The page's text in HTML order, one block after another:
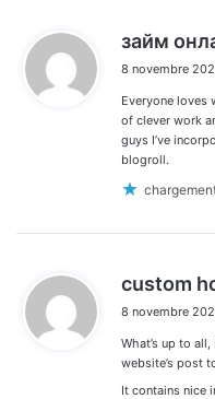
займ
8 novembre
Everyone loves
of clever work
guys I’ve
blogroll.
custom
8 novembre
What’s up to
website’s post
It contains nice